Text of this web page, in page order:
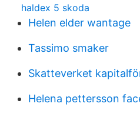
haldex 5 skoda
Helen elder wantage
Tassimo smaker
Skatteverket
Helena pettersson